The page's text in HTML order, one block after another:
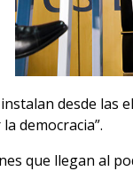
desde las
democracia”.
que llegan al